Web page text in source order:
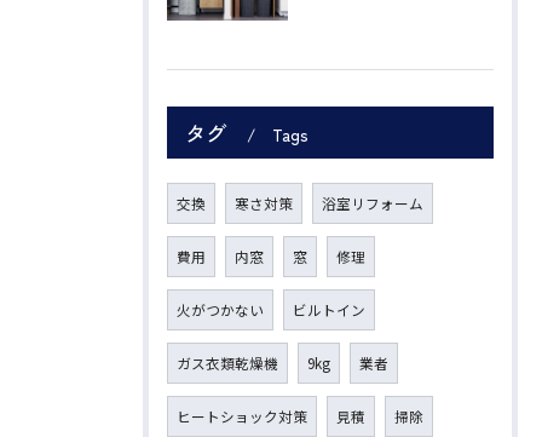
タグ Tags
交換 寒さ対策 浴室リフォーム
費用 内窓 窓 修理
火がつかない ビルトイン
ガス衣類乾燥機 9kg 業者
ヒートショック対策 見積 掃除